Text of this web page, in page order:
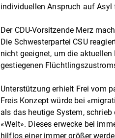
individuellen Anspruch auf Asyl
Der CDU-Vorsitzende Merz
Die Schwesterpartei CSU
nicht geeignet, um die
gestiegenen
Unterstützung erhielt Frei vom
Freis Konzept würde bei
als das heutige System,
«Welt». Dieses erwecke bei
hilflos einer immer größer